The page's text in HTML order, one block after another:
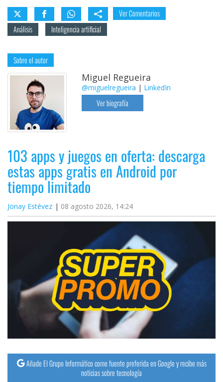
Ver Comentarios
Análisis
Inteligencia artificial
Sobre el autor
Miguel Regueira
@miguelregueira | LinkedIn
Ver biografía
103 apps y juegos en oferta: descarga
estas apps gratis en Android por
tiempo limitado
Jonay Estévez 08 agosto 2026, 14:24
Añade El Grupo Informático como fuente preferida en Google y recibe más
noticias sobre tecnología